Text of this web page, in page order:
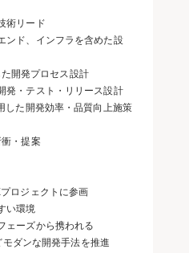
術リード
ンド、インフラを含めた設
開発プロセス設計
発・テスト・リリース設計
した開発効率・品質向上施策
・提案
ロジェクトに参画
い環境
ェーズから携われる
モダンな開発手法を推進